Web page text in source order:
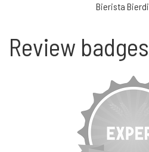
Bierista
Review badges